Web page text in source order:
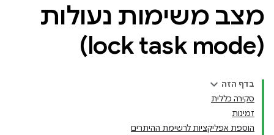
מצב משימות נעולות
(lock task mode)
בדף הזה
סקירה כללית
זמינות
הוספת אפליקציות לרשימת ההיתרים